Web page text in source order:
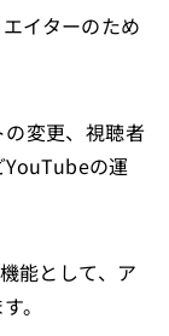
イターのため
変更、視聴者
YouTubeの運
能として、ア
。